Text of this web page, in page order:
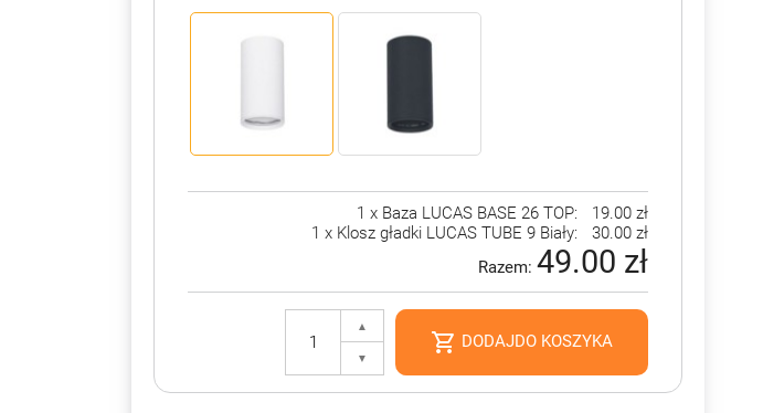
1 x Baza LUCAS BASE 26 TOP:
19.00 zł
1 x Klosz gładki LUCAS TUBE 9 Biały:
30.00 zł
Razem: 49.00 zł
▲
▼
 DODAJDO KOSZYKA